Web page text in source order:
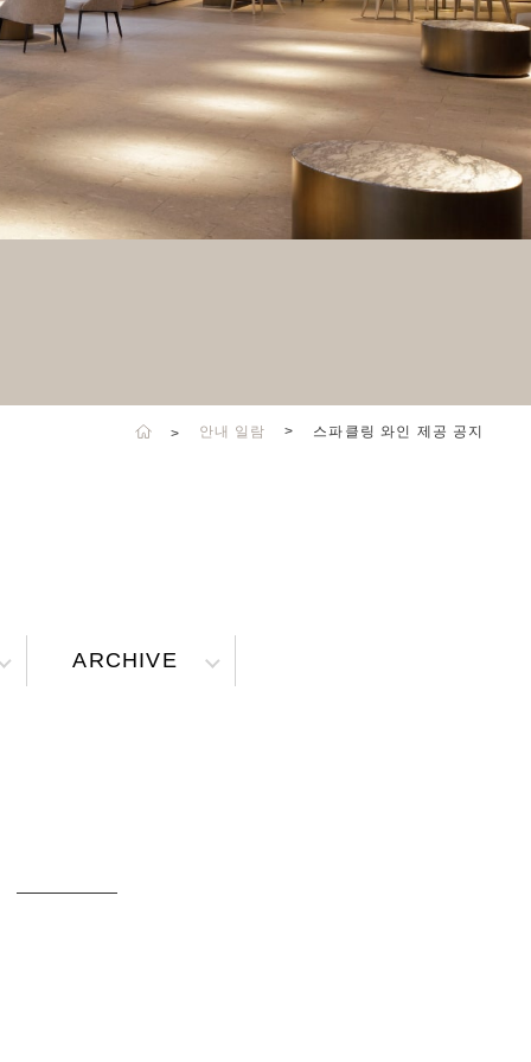
안내 일람 스파클링 와인 제공 공지
ARCHIVE